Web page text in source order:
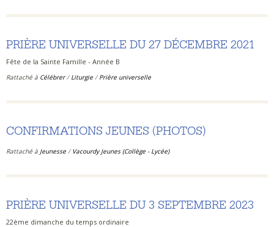
PRIÈRE UNIVERSELLE DU 27 DÉCEMBRE 2021
Fête de la Sainte Famille - Année B
Rattaché à Célébrer / Liturgie / Prière universelle
CONFIRMATIONS JEUNES (PHOTOS)
Rattaché à Jeunesse / Vacourdy Jeunes (Collège - Lycée)
PRIÈRE UNIVERSELLE DU 3 SEPTEMBRE 2023
22ème dimanche du temps ordinaire